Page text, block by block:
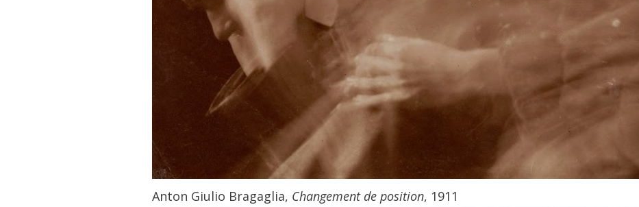
Anton Giulio Bragaglia, Changement de position, 1911